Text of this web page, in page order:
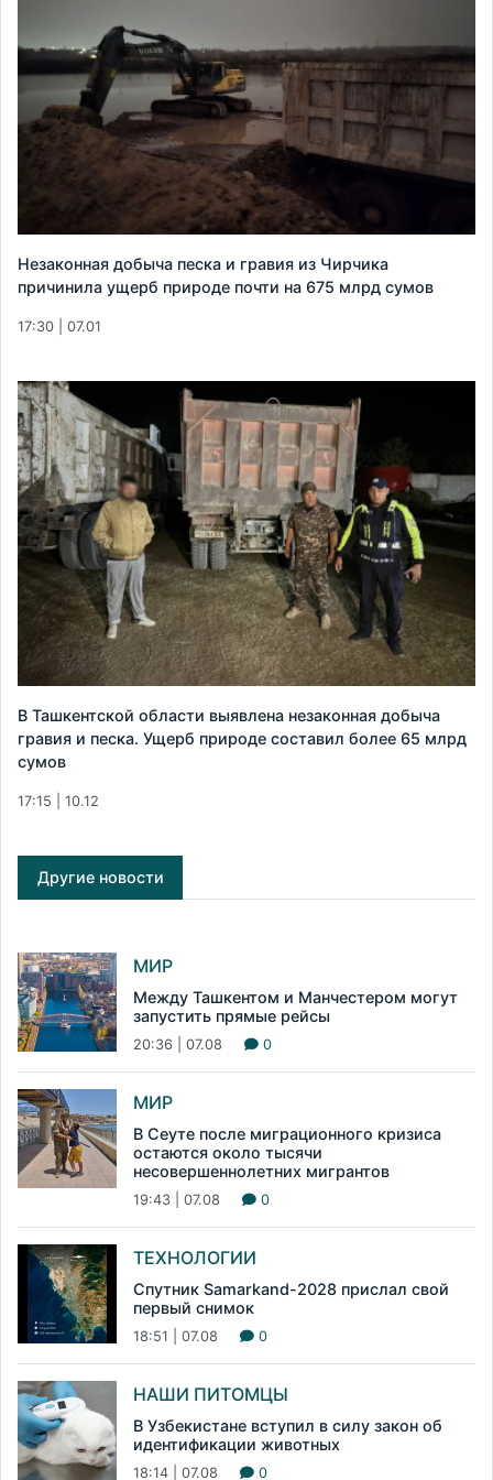
Незаконная добыча песка и гравия из Чирчика
причинила ущерб природе почти на 675 млрд сумов
17:30 | 07.01
В Ташкентской области выявлена незаконная добыча
гравия и песка. Ущерб природе составил более 65 млрд
сумов
17:15 | 10.12
Другие новости
МИР
Между Ташкентом и Манчестером могут
запустить прямые рейсы
20:36 | 07.08 0
МИР
В Сеуте после миграционного кризиса
остаются около тысячи
несовершеннолетних мигрантов
19:43 | 07.08 0
ТЕХНОЛОГИИ
Спутник Samarkand-2028 прислал свой
первый снимок
18:51 | 07.08 0
НАШИ ПИТОМЦЫ
В Узбекистане вступил в силу закон об
идентификации животных
18:14 | 07.08 0